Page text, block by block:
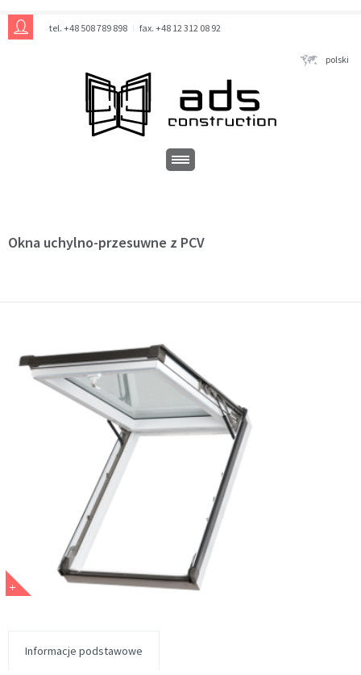
tel. +48 508 789 898 fax. +48 12 312 08 92
polski
Okna uchylno-przesuwne z PCV
Informacje podstawowe